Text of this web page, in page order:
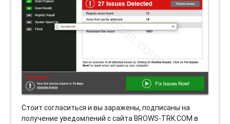
Стоит согласиться и вы заражены, подписаны на
получение уведомлений с сайта BROWS-TRK.COM в